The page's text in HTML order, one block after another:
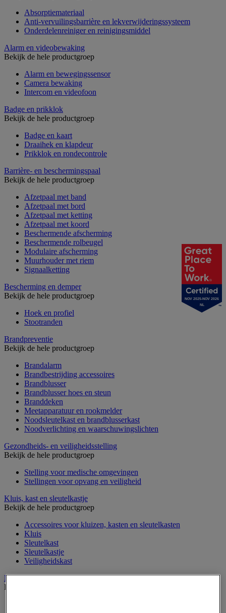
Absorptiemateriaal
Anti-vervuilingsbarrière en lekverwijderingssysteem
Onderdelenreiniger en reinigingsmiddel
Alarm en videobewaking
Bekijk de hele productgroep
Alarm en bewegingssensor
Camera bewaking
Intercom en videofoon
Badge en prikklok
Bekijk de hele productgroep
Badge en kaart
Draaihek en klapdeur
Prikklok en rondecontrole
Barrière- en beschermingspaal
Bekijk de hele productgroep
Afzetpaal met band
Afzetpaal met bord
Afzetpaal met ketting
Afzetpaal met koord
Beschermende afscherming
Beschermende rolbeugel
Modulaire afscherming
Muurhouder met riem
Signaalketting
Bescherming en demper
Bekijk de hele productgroep
Hoek en profiel
Stootranden
Brandpreventie
Bekijk de hele productgroep
Brandalarm
Brandbestrijding accessoires
Brandblusser
Brandblusser hoes en steun
Branddeken
Meetapparatuur en rookmelder
Noodsleutelkast en brandblusserkast
Noodverlichting en waarschuwingslichten
Gezondheids- en veiligheidsstelling
Bekijk de hele productgroep
Stelling voor medische omgevingen
Stellingen voor opvang en veiligheid
Kluis, kast en sleutelkastje
Bekijk de hele productgroep
Accessoires voor kluizen, kasten en sleutelkasten
Kluis
Sleutelkast
Sleutelkastje
Veiligheidskast
Medische apparatuur en meubilair
Bekijk de hele productgroep
NOV 2025-NOV 2026
NL